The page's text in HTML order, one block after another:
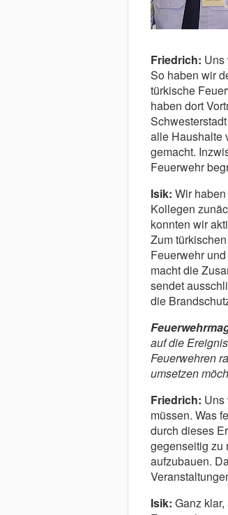
Friedrich: Uns
So haben wir
türkische
haben dort
alle Haushalte
gemacht.
Feuerwehr
Isik: Wir
Kollegen
konnten wir
Zum
Feuerwehr
macht die
sendet
die
auf die
Feuerwehren
umsetzen
Friedrich: Uns
müssen. Was
durch dieses
gegenseitig zu
aufzubauen.
Isik: Ganz